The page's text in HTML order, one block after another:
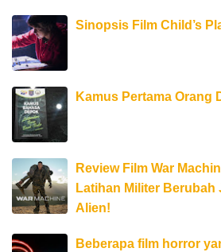
Sinopsis Film Child’s
Kamus Pertama Orang
Review Film War
Latihan Militer
Alien!
Beberapa film horror